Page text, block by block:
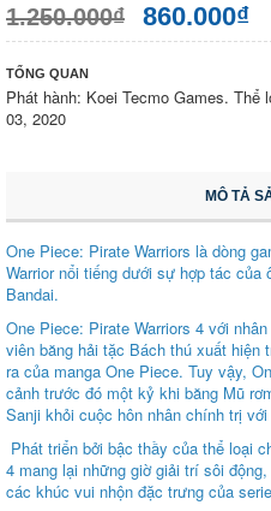
1.250.000₫ 860.000₫
TỔNG QUAN
Phát hành: Koei Tecmo Games. Thể
03, 2020
MÔ TẢ
One Piece: Pirate Warriors là dòng
Warrior nổi tiếng dưới sự hợp tác của
Bandai.
One Piece: Pirate Warriors 4 với
viên băng hải tặc Bách thú xuất hiện
ra của manga One Piece. Tuy vậy,
cảnh trước đó một kỷ khi băng Mũ
Sanji khỏi cuộc hôn nhân chính trị
Phát triển bởi bậc thầy của thể loại
4 mang lại những giờ giải trí sôi
các khúc vui nhộn đặc trưng của